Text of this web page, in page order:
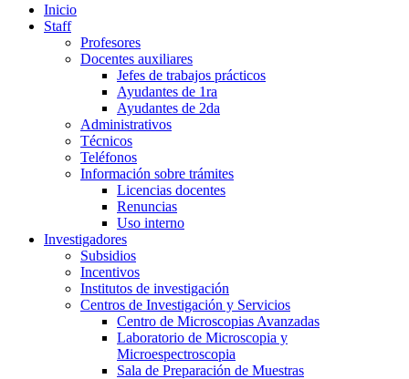
Inicio
Staff
Profesores
Docentes auxiliares
Jefes de trabajos prácticos
Ayudantes de 1ra
Ayudantes de 2da
Administrativos
Técnicos
Teléfonos
Información sobre trámites
Licencias docentes
Renuncias
Uso interno
Investigadores
Subsidios
Incentivos
Institutos de investigación
Centros de Investigación y Servicios
Centro de Microscopias Avanzadas
Laboratorio de Microscopia y
Microespectroscopia
Sala de Preparación de Muestras